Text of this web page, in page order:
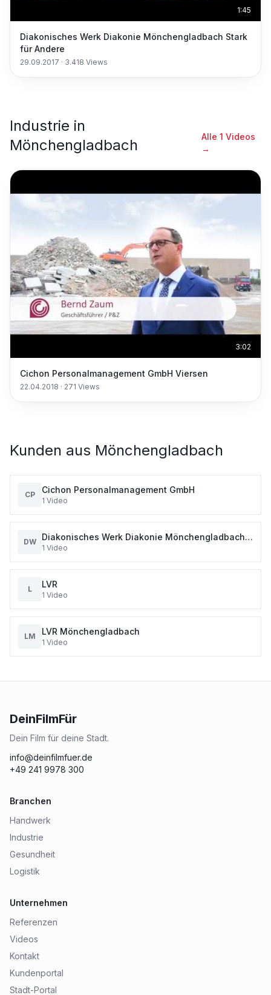
1:45
Diakonisches Werk Diakonie Mönchengladbach Stark
für Andere
29.09.2017 · 3.418 Views
Industrie in
Mönchengladbach
Alle1 Videos
→
3:02
Cichon Personalmanagement GmbH Viersen
22.04.2018 · 271 Views
Kunden aus Mönchengladbach
CP Cichon Personalmanagement GmbH
1 Video
DW
Diakonisches Werk Diakonie Mönchengladbach
Stark für Andere
1 Video
L LVR
1 Video
LM LVR Mönchengladbach
1 Video
DeinFilmFür
Dein Film für deine Stadt.
info@deinfilmfuer.de
+49 241 9978 300
Branchen
Handwerk
Industrie
Gesundheit
Logistik
Unternehmen
Referenzen
Videos
Kontakt
Kundenportal
Stadt-Portal